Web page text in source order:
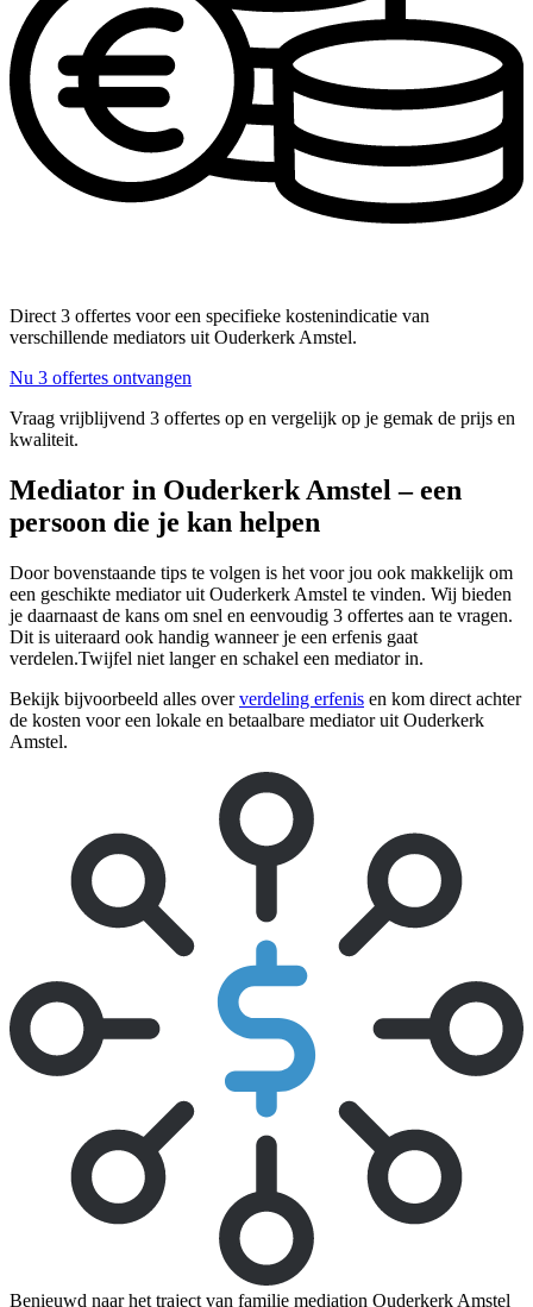
Direct 3 offertes voor een specifieke kostenindicatie van
verschillende mediators uit Ouderkerk Amstel.
Nu 3 offertes ontvangen
Vraag vrijblijvend 3 offertes op en vergelijk op je gemak de prijs en
kwaliteit.
Mediator in Ouderkerk Amstel – een
persoon die je kan helpen
Door bovenstaande tips te volgen is het voor jou ook makkelijk om
een geschikte mediator uit Ouderkerk Amstel te vinden. Wij bieden
je daarnaast de kans om snel en eenvoudig 3 offertes aan te vragen.
Dit is uiteraard ook handig wanneer je een erfenis gaat
verdelen.Twijfel niet langer en schakel een mediator in.
Bekijk bijvoorbeeld alles oververdeling erfenis en kom direct achter
de kosten voor een lokale en betaalbare mediator uit Ouderkerk
Amstel.
Benieuwd naar het traject van familie mediation Ouderkerk Amstel